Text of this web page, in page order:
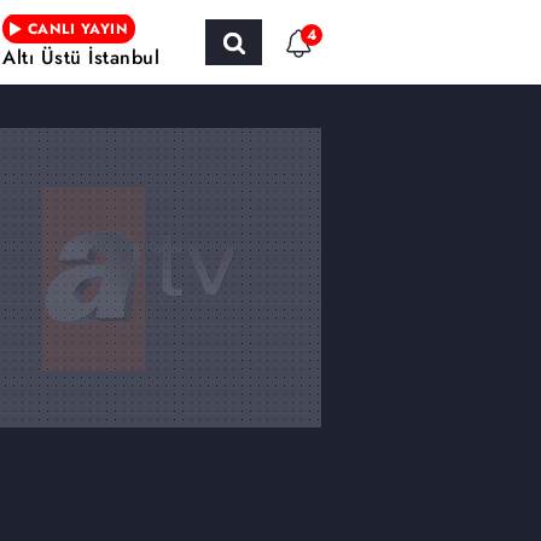
CANLI YAYIN
Altı Üstü İstanbul
4